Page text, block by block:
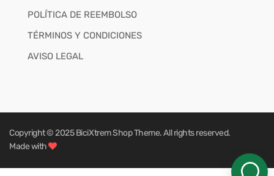
POLÍTICA DE REEMBOLSO
TÉRMINOS Y CONDICIONES
AVISO LEGAL
Copyright © 2025BiciXtrem ShopTheme. All rights reserved.
Made with